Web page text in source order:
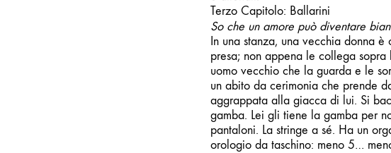
Terzo Capitolo: Ballarini
So che un amore può diventare
In una stanza, una vecchia donna
presa; non appena le collega
uomo vecchio che la guarda e le
un abito da cerimonia che prende
aggrappata alla giacca di lui. Si
gamba. Lei gli tiene la gamba per
pantaloni. La stringe a sé. Ha un
orologio da taschino: meno 5…